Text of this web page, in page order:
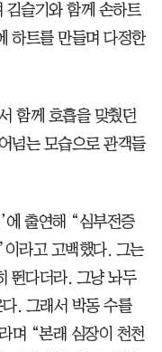
김슬기와 함께 손하트
하트를 만들며 다정한
함께 호흡을 맞췄던
넘는 모습으로 관객들
에 출연해 “심부전증
라고 고백했다. 그는
뛴다더라. 그냥 놔두
. 그래서 박동 수를
며 “본래 심장이 천천